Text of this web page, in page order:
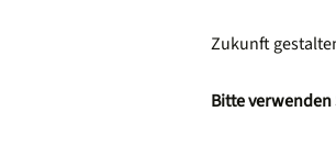
Zukunft
Bitte verwenden